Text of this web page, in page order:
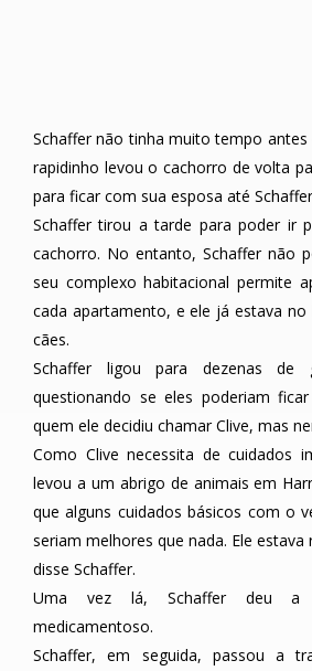
Schaffer não tinha muito tempo antes
rapidinho levou o cachorro de volta
para ficar com sua esposa até
Schaffer tirou a tarde para poder ir
cachorro. No entanto, Schaffer não
seu complexo habitacional permite
cada apartamento, e ele já estava
cães.
Schaffer ligou para dezenas de
questionando se eles poderiam
quem ele decidiu chamar Clive, mas
Como Clive necessita de cuidados
levou a um abrigo de animais em
que alguns cuidados básicos com o
seriam melhores que nada. Ele estava
disse Schaffer.
Uma vez lá, Schaffer deu a
medicamentoso.
Schaffer, em seguida, passou a